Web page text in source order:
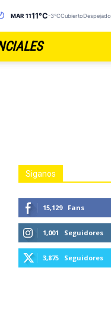
MAR 1111°C-3°CCubiertoDespejado
Siganos
15,129 Fans
1,001 Seguidores
3,875 Seguidores